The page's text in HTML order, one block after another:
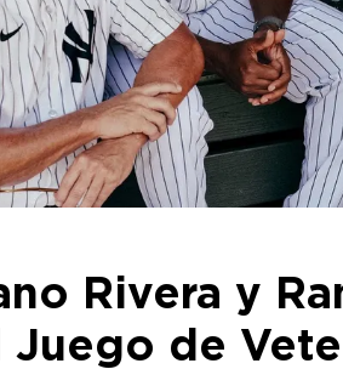
Rivera y
Juego de